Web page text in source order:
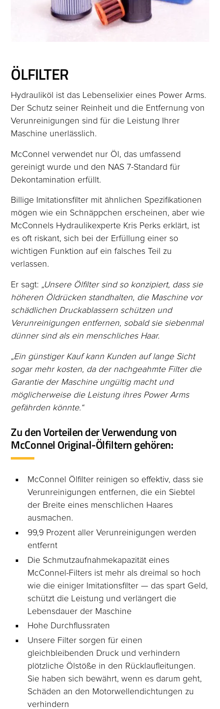
ÖLFILTER
Hydrauliköl ist das Lebenselixier eines Power Arms.
Der Schutz seiner Reinheit und die Entfernung von
Verunreinigungen sind für die Leistung Ihrer
Maschine unerlässlich.
McConnel verwendet nur Öl, das umfassend
gereinigt wurde und den NAS 7-Standard für
Dekontamination erfüllt.
Billige Imitationsfilter mit ähnlichen Spezifikationen
mögen wie ein Schnäppchen erscheinen, aber wie
McConnels Hydraulikexperte Kris Perks erklärt, ist
es oft riskant, sich bei der Erfüllung einer so
wichtigen Funktion auf ein falsches Teil zu
verlassen.
Er sagt: „Unsere Ölfilter sind so konzipiert, dass sie
höheren Öldrücken standhalten, die Maschine vor
schädlichen Druckablassern schützen und
Verunreinigungen entfernen, sobald sie siebenmal
dünner sind als ein menschliches Haar.
„Ein günstiger Kauf kann Kunden auf lange Sicht
sogar mehr kosten, da der nachgeahmte Filter die
Garantie der Maschine ungültig macht und
möglicherweise die Leistung ihres Power Arms
gefährden könnte.“
Zu den Vorteilen der Verwendung von
McConnel Original-Ölfiltern gehören:
McConnel Ölfilter reinigen so effektiv, dass sie
Verunreinigungen entfernen, die ein Siebtel
der Breite eines menschlichen Haares
ausmachen.
99,9 Prozent aller Verunreinigungen werden
entfernt
Die Schmutzaufnahmekapazität eines
McConnel-Filters ist mehr als dreimal so hoch
wie die einiger Imitationsfilter — das spart Geld,
schützt die Leistung und verlängert die
Lebensdauer der Maschine
Hohe Durchflussraten
Unsere Filter sorgen für einen
gleichbleibenden Druck und verhindern
plötzliche Ölstöße in den Rücklaufleitungen.
Sie haben sich bewährt, wenn es darum geht,
Schäden an den Motorwellendichtungen zu
verhindern